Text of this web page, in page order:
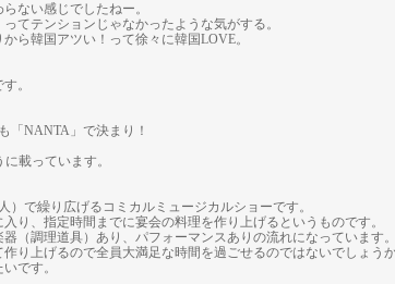
ない感じでしたねー。
てテンションじゃなかったような気がする。
ら韓国アツい！って徐々に韓国LOVE。
。
「NANTA」で決まり！
載っています。
）で繰り広げるコミカルミュージカルショーです。
り、指定時間までに宴会の料理を作り上げるというものです。
（調理道具）あり、パフォーマンスありの流れになっています。
り上げるので全員大満足な時間を過ごせるのではないでしょうか
です。